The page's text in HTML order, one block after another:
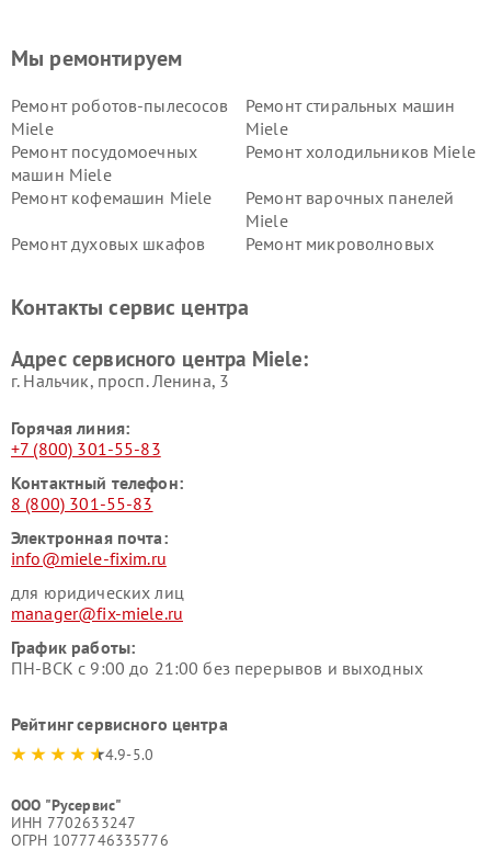
Мы ремонтируем
Ремонт роботов-пылесосов
Miele
Ремонт стиральных машин
Miele
Ремонт посудомоечных
машин Miele
Ремонт холодильников Miele
Ремонт кофемашин Miele
Ремонт варочных панелей
Miele
Ремонт духовых шкафов
Ремонт микроволновых
Miele
Miele
пылесосов Miele
Контакты сервис центра
Адрес сервисного центра Miele:
г. Нальчик, просп. Ленина, 3
Горячая линия:
+7 (800) 301-55-83
Контактный телефон:
8 (800) 301-55-83
Электронная почта:
info@miele-fixim.ru
для юридических лиц
manager@fix-miele.ru
График работы:
ПН-ВСК с 9:00 до 21:00 без перерывов и выходных
Рейтинг сервисного центра
4.9-5.0
ООО "Русервис"
ИНН 7702633247
ОГРН 1077746335776